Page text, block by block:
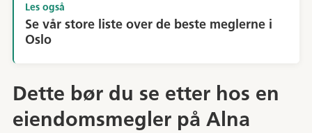
Les også
Se vår store liste over de beste meglerne i
Oslo
Dette bør du se etter hos en
eiendomsmegler på Alna